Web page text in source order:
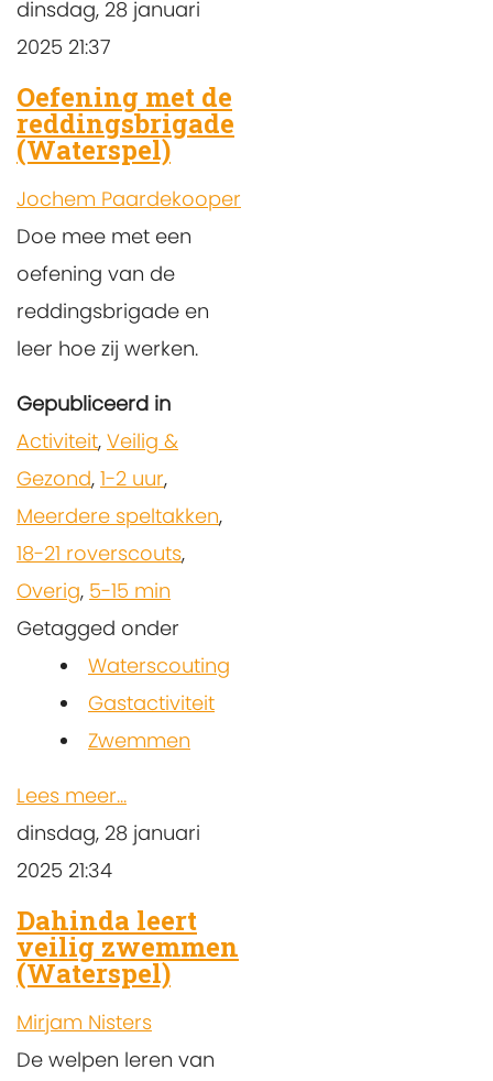
dinsdag, 28 januari
2025 21:37
Oefening met de
reddingsbrigade
(Waterspel)
Jochem Paardekooper
Doe mee met een
oefening van de
reddingsbrigade en
leer hoe zij werken.
Gepubliceerd in
Activiteit, Veilig &
Gezond, 1-2 uur,
Meerdere speltakken,
18-21 roverscouts,
Overig, 5-15 min
Getagged onder
Waterscouting
Gastactiviteit
Zwemmen
Lees meer...
dinsdag, 28 januari
2025 21:34
Dahinda leert
veilig zwemmen
(Waterspel)
Mirjam Nisters
De welpen leren van